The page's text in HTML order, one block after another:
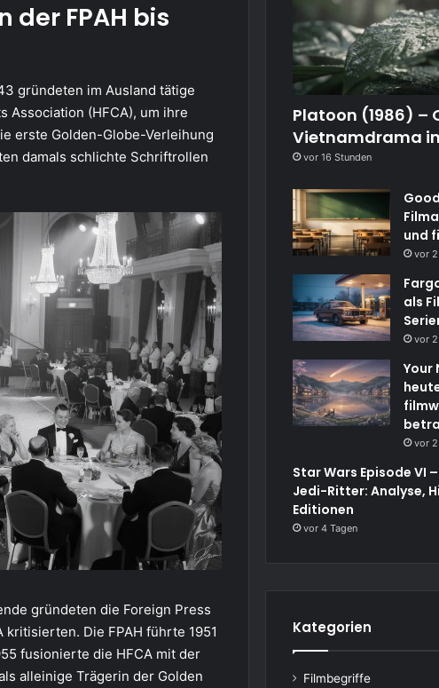
der FPAH bis
gründeten im Ausland tätige
Association (HFCA), um ihre
erste Golden-Globe-Verleihung
damals schlichte Schriftrollen
gründeten die Foreign Press
Die FPAH führte 1951
fusionierte die HFCA mit der
alleinige Trägerin der Golden
Platoon (1986) –
Vietnamdrama
vor 16 Stunden
und
vor 2
als
vor 2
Your
vor 2
Star Wars Episode VI
Jedi-Ritter: Analyse,
Editionen
vor 4 Tagen
Kategorien
Filmbegriffe